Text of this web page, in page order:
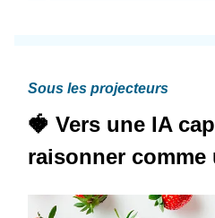
Sous les projecteurs
🍓 Vers une IA
raisonner comme